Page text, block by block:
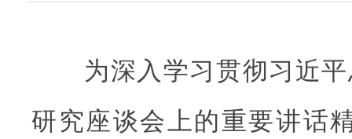
为深入学习贯彻习近平
研究座谈会上的重要讲话